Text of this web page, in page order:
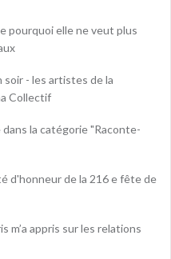
pourquoi elle ne veut plus
soir - les artistes de la
Collectif
la catégorie "Raconte-
d'honneur de la 216 e fête de
m’a appris sur les relations